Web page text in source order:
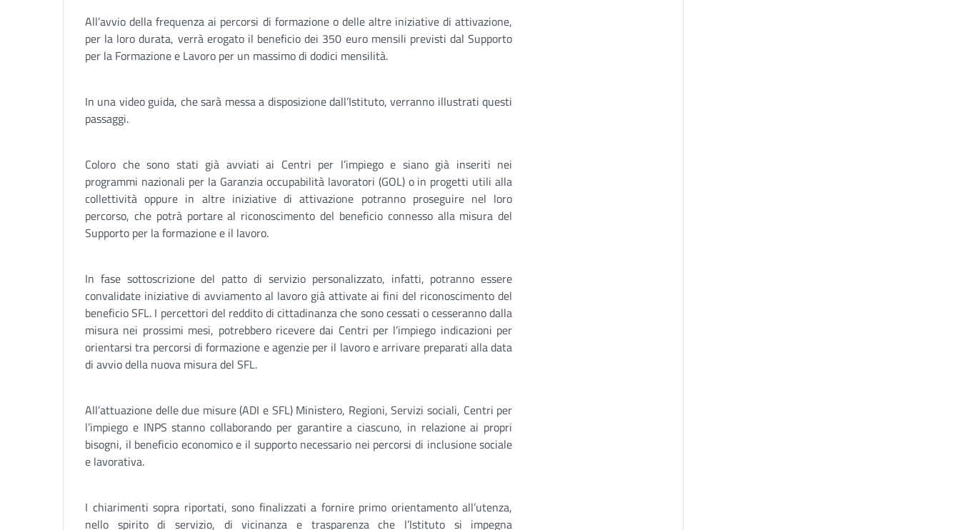
All’avvio della frequenza ai percorsi di formazione o delle altre iniziative di attivazione,
per la loro durata, verrà erogato il beneficio dei 350 euro mensili previsti dal Supporto
per la Formazione e Lavoro per un massimo di dodici mensilità.
In una video guida, che sarà messa a disposizione dall’Istituto, verranno illustrati questi
passaggi.
Coloro che sono stati già avviati ai Centri per l’impiego e siano già inseriti nei
programmi nazionali per la Garanzia occupabilità lavoratori (GOL) o in progetti utili alla
collettività oppure in altre iniziative di attivazione potranno proseguire nel loro
percorso, che potrà portare al riconoscimento del beneficio connesso alla misura del
Supporto per la formazione e il lavoro.
In fase sottoscrizione del patto di servizio personalizzato, infatti, potranno essere
convalidate iniziative di avviamento al lavoro già attivate ai fini del riconoscimento del
beneficio SFL. I percettori del reddito di cittadinanza che sono cessati o cesseranno dalla
misura nei prossimi mesi, potrebbero ricevere dai Centri per l’impiego indicazioni per
orientarsi tra percorsi di formazione e agenzie per il lavoro e arrivare preparati alla data
di avvio della nuova misura del SFL.
All’attuazione delle due misure (ADI e SFL) Ministero, Regioni, Servizi sociali, Centri per
l’impiego e INPS stanno collaborando per garantire a ciascuno, in relazione ai propri
bisogni, il beneficio economico e il supporto necessario nei percorsi di inclusione sociale
e lavorativa.
I chiarimenti sopra riportati, sono finalizzati a fornire primo orientamento all’utenza,
nello spirito di servizio, di vicinanza e trasparenza che l’Istituto si impegna